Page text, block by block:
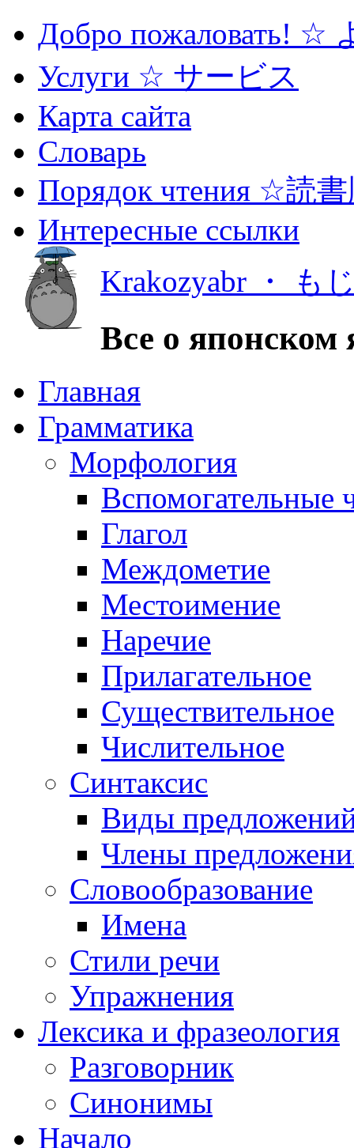
Добро пожаловать! ☆
Услуги ☆ サービス
Карта сайта
Словарь
Порядок чтения ☆読
Интересные ссылки
Krakozyabr ・ も
Все о японском
Главная
Грамматика
Морфология
Вспомогательные
Глагол
Междометие
Местоимение
Наречие
Прилагательное
Существительное
Числительное
Синтаксис
Виды
Члены
Словообразование
Имена
Стили речи
Упражнения
Лексика и фразеология
Разговорник
Синонимы
Начало